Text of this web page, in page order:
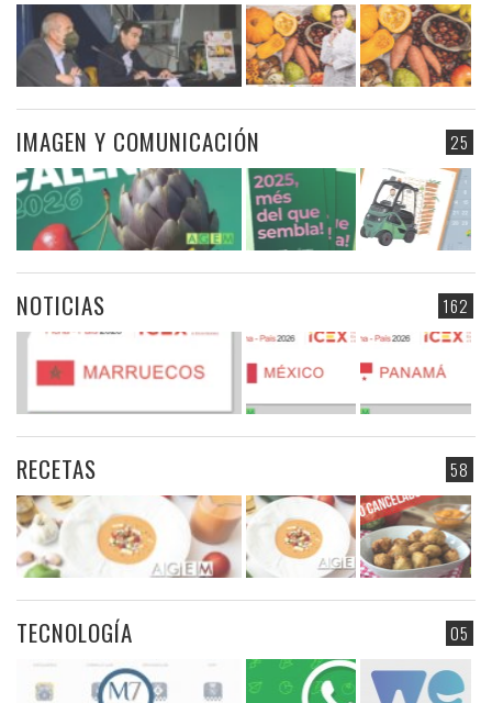
25
IMAGEN Y COMUNICACIÓN
162
NOTICIAS
58
RECETAS
05
TECNOLOGÍA